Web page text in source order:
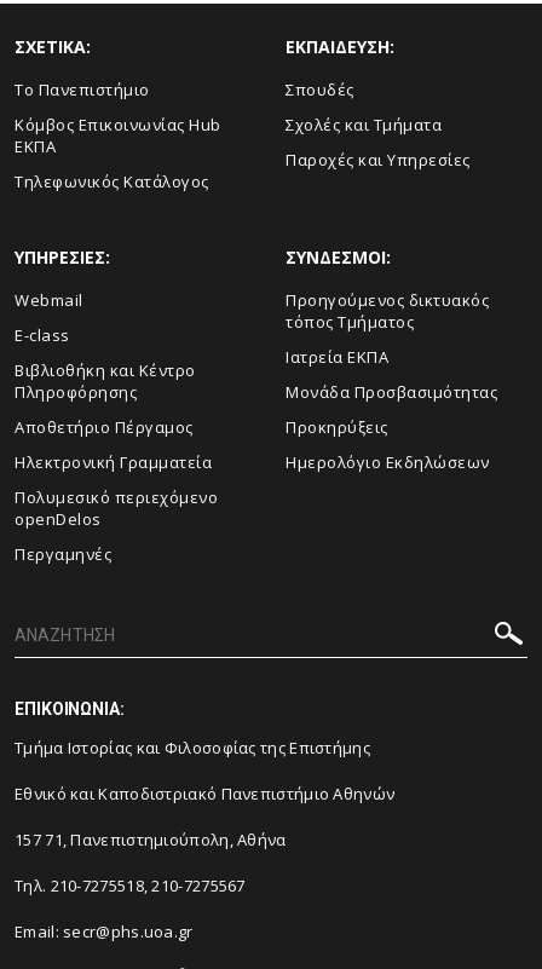
ΣΧΕΤΙΚΑ:
Το Πανεπιστήμιο
Κόμβος Επικοινωνίας Hub
ΕΚΠΑ
Τηλεφωνικός Κατάλογος
ΕΚΠΑΙΔΕΥΣΗ:
Σπουδές
Σχολές και Τμήματα
Παροχές και Υπηρεσίες
ΥΠΗΡΕΣΙΕΣ:
Webmail
E-class
Βιβλιοθήκη και Κέντρο
Πληροφόρησης
Αποθετήριο Πέργαμος
Ηλεκτρονική Γραμματεία
Πολυμεσικό περιεχόμενο
openDelos
Περγαμηνές
ΣΥΝΔΕΣΜΟΙ:
Προηγούμενος δικτυακός
τόπος Τμήματος
Ιατρεία ΕΚΠΑ
Μονάδα Προσβασιμότητας
Προκηρύξεις
Ημερολόγιο Εκδηλώσεων
ΕΠΙΚΟΙΝΩΝΙΑ:
Τμήμα Ιστορίας και Φιλοσοφίας της Επιστήμης
Εθνικό και Καποδιστριακό Πανεπιστήμιο Αθηνών
157 71, Πανεπιστημιούπολη, Αθήνα
Τηλ. 210-7275518, 210-7275567
Email: secr@phs.uoa.gr